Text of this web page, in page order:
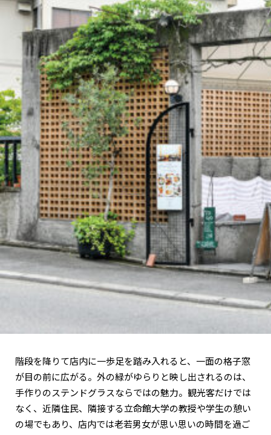
階段を降りて店内に一歩足を踏み入れると、一面の格子窓
が目の前に広がる。外の緑がゆらりと映し出されるのは、
手作りのステンドグラスならではの魅力。観光客だけでは
なく、近隣住民、隣接する立命館大学の教授や学生の憩い
の場でもあり、店内では老若男女が思い思いの時間を過ご